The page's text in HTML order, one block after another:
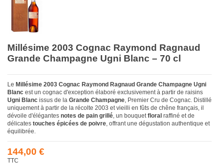
Millésime 2003 Cognac Raymond Ragnaud
Grande Champagne Ugni Blanc – 70 cl
Le Millésime 2003 Cognac Raymond Ragnaud Grande Champagne Ugni
Blanc est un cognac d'exception élaboré exclusivement à partir de raisins
Ugni Blanc issus de la Grande Champagne, Premier Cru de Cognac. Distillé
uniquement à partir de la récolte 2003 et vieilli en fûts de chêne français, il
dévoile d'élégantes notes de pain grillé, un bouquetfloral raffiné et de
délicates touches épicées de poivre, offrant une dégustation authentique et
équilibrée.
144,00 €
TTC